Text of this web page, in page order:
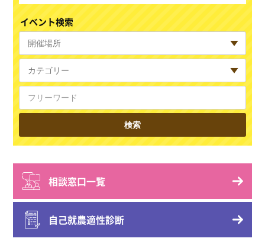
イベント検索
相談窓口一覧
自己就農適性診断